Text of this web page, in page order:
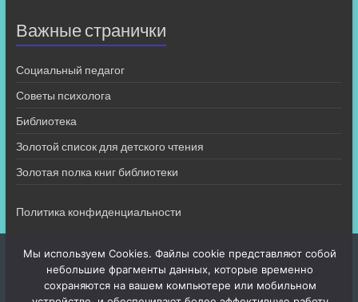
Важные странички
Социальный педагог
Советы психолога
Библиотека
Золотой список для детского чтения
Золотая полка книг библиотеки
Политика конфиденциальности
Мы используем Cookies. Файлы cookie представляют собой
небольшие фрагменты данных, которые временно
сохраняются на вашем компьютере или мобильном